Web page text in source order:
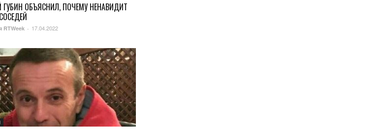
ГУБИН ОБЪЯСНИЛ, ПОЧЕМУ НЕНАВИДИТ
RTWeek - 17.04.2022